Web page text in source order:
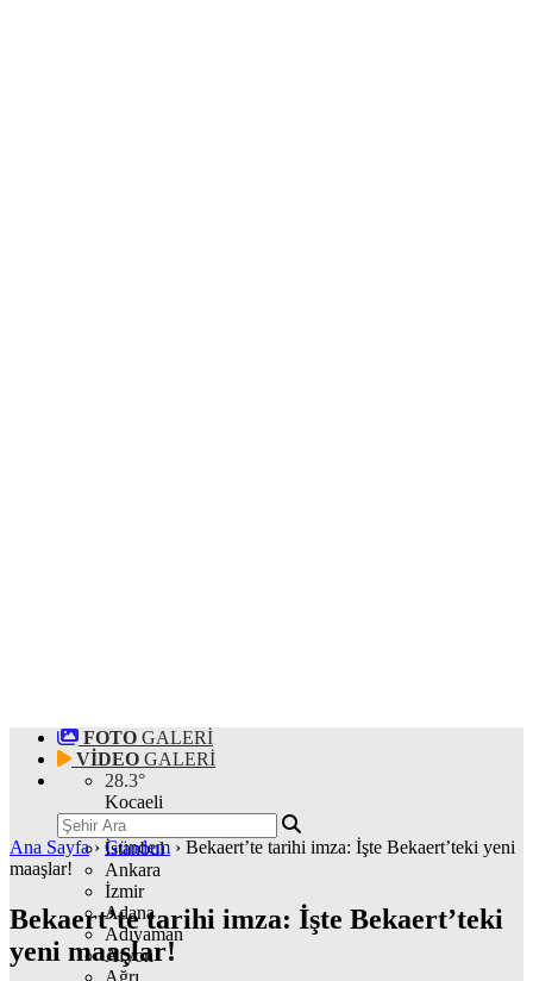
FOTO GALERİ
VİDEO GALERİ
28.3°
Kocaeli
İstanbul
Ankara
İzmir
Adana
Adıyaman
Afyon
Ağrı
Ana Sayfa› Gündem › Bekaert’te tarihi imza: İşte Bekaert’teki yeni
maaşlar!
Bekaert’te tarihi imza: İşte Bekaert’teki
yeni maaşlar!